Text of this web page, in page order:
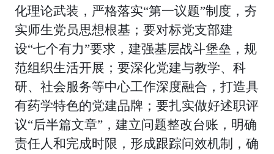
化理论武装，严格落实“第一议题”制度，夯
实师生党员思想根基；要对标党支部建
设“七个有力”要求，建强基层战斗堡垒，规
范组织生活开展；要深化党建与教学、科
研、社会服务等中心工作深度融合，打造具
有药学特色的党建品牌；要扎实做好述职评
议“后半篇文章”，建立问题整改台账，明确
责任人和完成时限，形成跟踪问效机制，确